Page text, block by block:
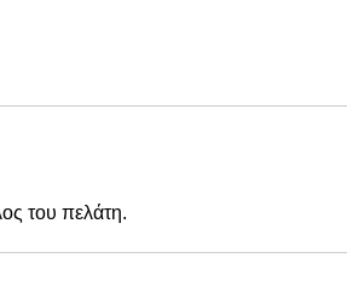
του πελάτη.